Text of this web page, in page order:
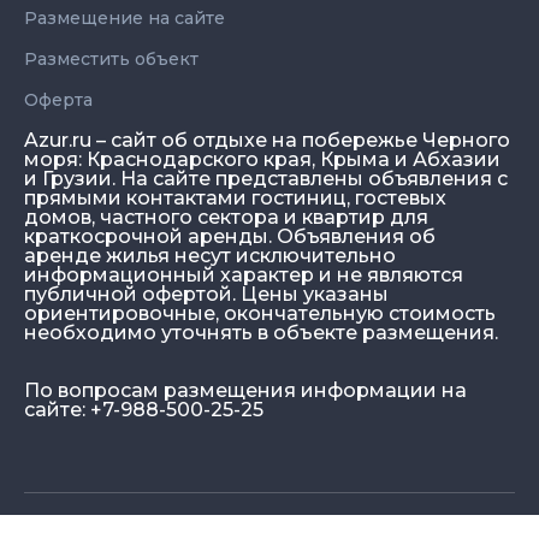
Azur.ru – сайт об отдыхе на побережье Черного
моря: Краснодарского края, Крыма и Абхазии
и Грузии. На сайте представлены объявления с
прямыми контактами гостиниц, гостевых
домов, частного сектора и квартир для
краткосрочной аренды. Объявления об
аренде жилья несут исключительно
информационный характер и не являются
публичной офертой. Цены указаны
ориентировочные, окончательную стоимость
необходимо уточнять в объекте размещения.
По вопросам размещения информации на
сайте: +7-988-500-25-25
Размещение на сайте
Разместить объект
Оферта